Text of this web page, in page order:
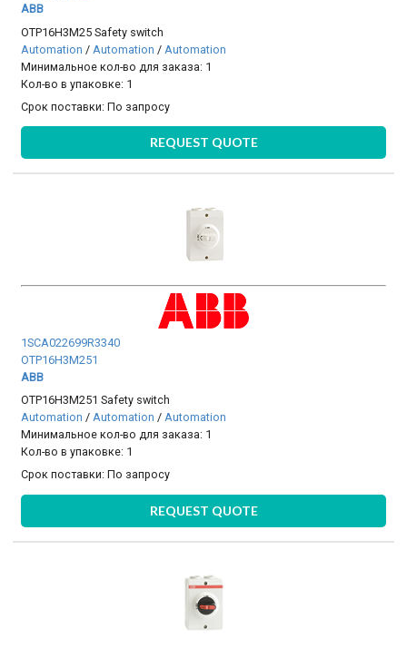
ABB
OTP16H3M25 Safety switch
Automation / Automation / Automation
Минимальное кол-во для заказа: 1
Кол-во в упаковке: 1
Срок поставки:По запросу
REQUEST QUOTE
1SCA022699R3340
OTP16H3M251
ABB
OTP16H3M251 Safety switch
Automation /Automation /Automation
Минимальное кол-во для заказа: 1
Кол-во в упаковке: 1
Срок поставки:По запросу
REQUEST QUOTE